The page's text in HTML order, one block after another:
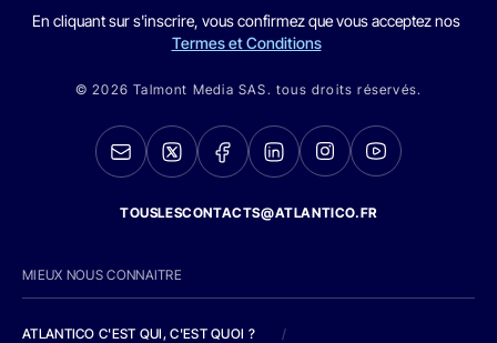
En cliquant sur s'inscrire, vous confirmez que vous acceptez nos
Termes et Conditions
© 2026 Talmont Media SAS. tous droits réservés.
TOUSLESCONTACTS@ATLANTICO.FR
MIEUX NOUS CONNAITRE
ATLANTICO C'EST QUI, C'EST QUOI ?
/